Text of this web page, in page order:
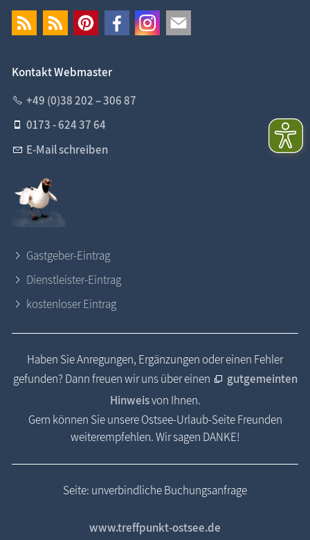
Kontakt Webmaster
+49 (0)38 202 – 306 87
0173 - 624 37 64
E-Mail schreiben
Gastgeber-Eintrag
Dienstleister-Eintrag
kostenloser Eintrag
Haben Sie Anregungen, Ergänzungen oder einen Fehler
gefunden? Dann freuen wir uns über einen
gutgemeinten
Hinweisvon Ihnen.
Gern können Sie unsere Ostsee-Urlaub-Seite Freunden
weiterempfehlen. Wir sagen DANKE!
Seite: unverbindliche Buchungsanfrage
www.treffpunkt-ostsee.de